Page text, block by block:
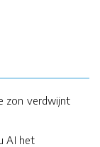
zon verdwijnt
AI het